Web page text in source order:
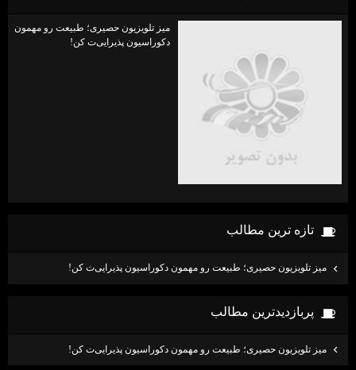
میز تلویزیون حصیری؛ طبیعت رو مهمون
دکوراسیون پذیرایی‌ت کن!
تازه ترين مطالب
میز تلویزیون حصیری؛ طبیعت رو مهمون دکوراسیون پذیرایی‌ت کن!
پربازديدترين مطالب
میز تلویزیون حصیری؛ طبیعت رو مهمون دکوراسیون پذیرایی‌ت کن!